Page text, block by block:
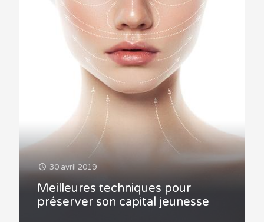
30 avril 2019
Meilleures techniques pour
préserver son capital jeunesse